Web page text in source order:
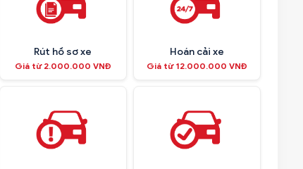
Rút hồ sơ xe
Giá từ 2.000.000 VNĐ
Hoán cải xe
Giá từ 12.000.000 VNĐ